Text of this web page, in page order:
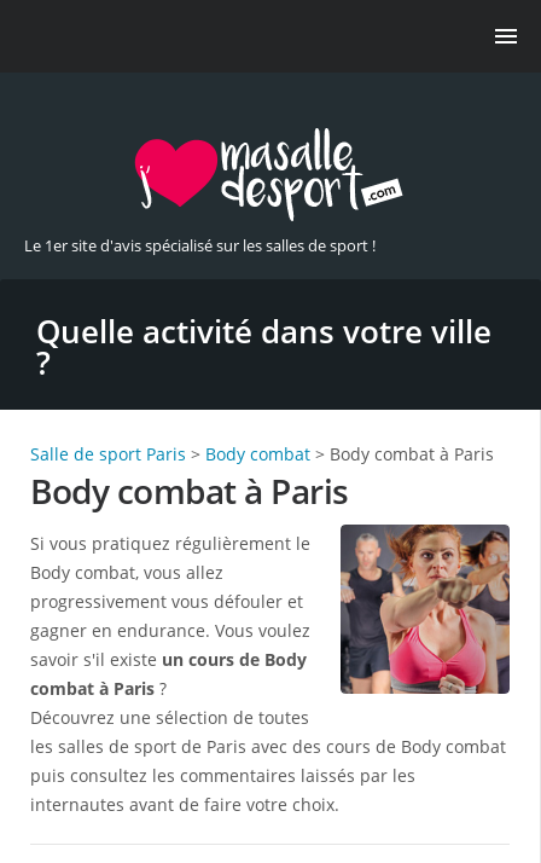
Le 1er site d'avis spécialisé sur les salles de sport !
Quelle activité dans votre ville
?
Salle de sport Paris > Body combat > Body combat à Paris
Body combat à Paris
Si vous pratiquez régulièrement le
Body combat, vous allez
progressivement vous défouler et
gagner en endurance. Vous voulez
savoir s'il existe un cours de Body
combat à Paris ?
Découvrez une sélection de toutes
les salles de sport de Paris avec des cours de Body combat
puis consultez les commentaires laissés par les
internautes avant de faire votre choix.